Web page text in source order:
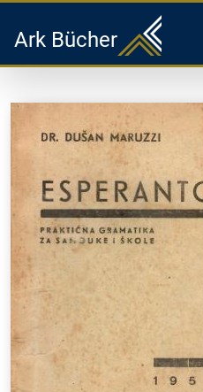
Ark Bücher